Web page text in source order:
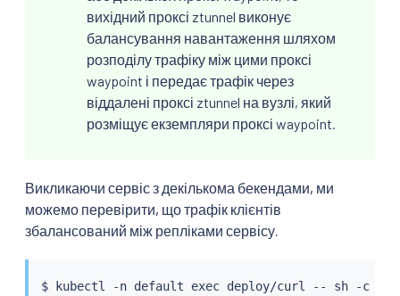
вихідний проксі ztunnel виконує
балансування навантаження шляхом
розподілу трафіку між цими проксі
waypoint і передає трафік через
віддалені проксі ztunnel на вузлі, який
розміщує екземпляри проксі waypoint.
Викликаючи сервіс з декількома бекендами, ми
можемо перевірити, що трафік клієнтів
збалансований між репліками сервісу.
$ kubectl -n default exec deploy/curl -- sh -c